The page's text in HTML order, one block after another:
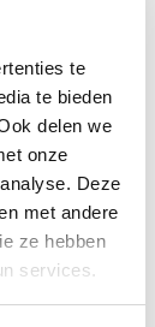
te
te bieden
delen we
onze
Deze
met andere
ze hebben
services.